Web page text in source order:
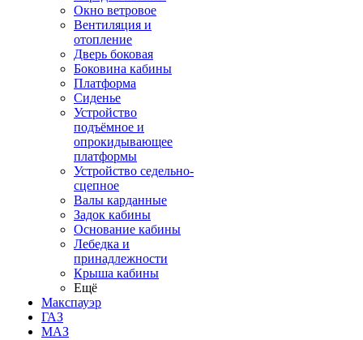
Окно ветровое
Вентиляция и
отопление
Дверь боковая
Боковина кабины
Платформа
Сиденье
Устройство
подъёмное и
опрокидывающее
платформы
Устройство седельно-
сцепное
Валы карданные
Задок кабины
Основание кабины
Лебедка и
принадлежности
Крыша кабины
Ещё
Макспауэр
ГАЗ
МАЗ